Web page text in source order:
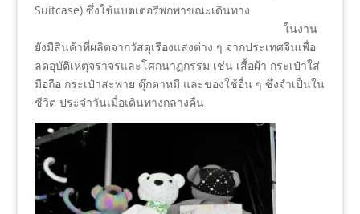
Suitcase) ซึ่งใช้แบตเตอรีพกพาขณะเดินทาง
ในงาน
ยังมีสินค้าที่ผลิตจากวัสดุเรืองแสงต่าง ๆ จากประเทศจีนเพื่อ
ลดอุบัติเหตุจราจรและโศกนาฏกรรม เช่น เสื้อผ้า กระเป๋าใส่
มือถือ กระเป๋าสะพาย ตุ๊กตาหมี และของใช้อื่น ๆ ซึ่งจำเป็นใน
ชีวิต ประจำวันเมื่อเดินทางกลางคืน